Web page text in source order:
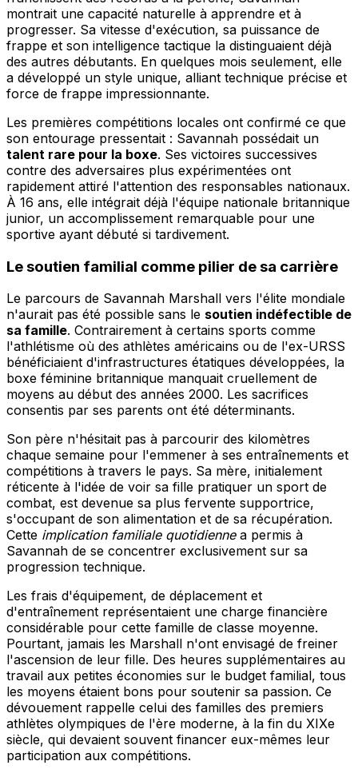
montrait une capacité naturelle à apprendre et à
progresser. Sa vitesse d'exécution, sa puissance de
frappe et son intelligence tactique la distinguaient déjà
des autres débutants. En quelques mois seulement, elle
a développé un style unique, alliant technique précise et
force de frappe impressionnante.
Les premières compétitions locales ont confirmé ce que
son entourage pressentait : Savannah possédait un
talent rare pour la boxe. Ses victoires successives
contre des adversaires plus expérimentées ont
rapidement attiré l'attention des responsables nationaux.
À 16 ans, elle intégrait déjà l'équipe nationale britannique
junior, un accomplissement remarquable pour une
sportive ayant débuté si tardivement.
Le soutien familial comme pilier de sa carrière
Le parcours de Savannah Marshall vers l'élite mondiale
n'aurait pas été possible sans le soutien indéfectible de
sa famille. Contrairement à certains sports comme
l'athlétisme où des athlètes américains ou de l'ex-URSS
bénéficiaient d'infrastructures étatiques développées, la
boxe féminine britannique manquait cruellement de
moyens au début des années 2000. Les sacrifices
consentis par ses parents ont été déterminants.
Son père n'hésitait pas à parcourir des kilomètres
chaque semaine pour l'emmener à ses entraînements et
compétitions à travers le pays. Sa mère, initialement
réticente à l'idée de voir sa fille pratiquer un sport de
combat, est devenue sa plus fervente supportrice,
s'occupant de son alimentation et de sa récupération.
Cette implication familiale quotidiennea permis à
Savannah de se concentrer exclusivement sur sa
progression technique.
Les frais d'équipement, de déplacement et
d'entraînement représentaient une charge financière
considérable pour cette famille de classe moyenne.
Pourtant, jamais les Marshall n'ont envisagé de freiner
l'ascension de leur fille. Des heures supplémentaires au
travail aux petites économies sur le budget familial, tous
les moyens étaient bons pour soutenir sa passion. Ce
dévouement rappelle celui des familles des premiers
athlètes olympiques de l'ère moderne, à la fin du XIXe
siècle, qui devaient souvent financer eux-mêmes leur
participation aux compétitions.